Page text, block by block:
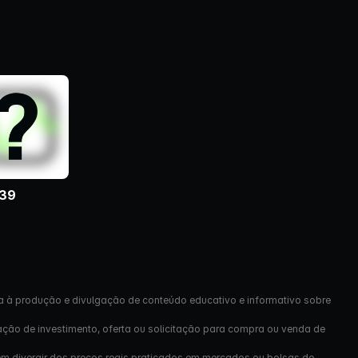
à produção e divulgação de conteúdo educativo e informativo sobre
de investimento, oferta ou solicitação para compra ou venda de